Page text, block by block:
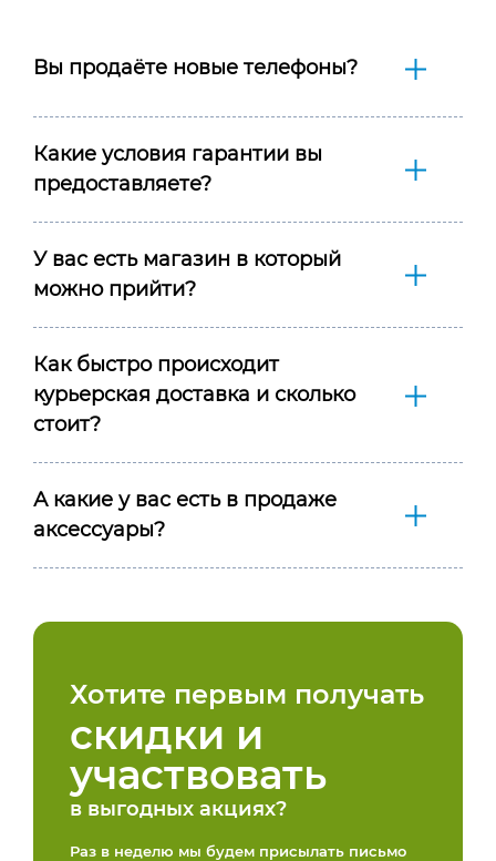
Вы продаёте новые телефоны?
Какие условия гарантии вы
предоставляете?
У вас есть магазин в который
можно прийти?
Как быстро происходит
курьерская доставка и сколько
стоит?
А какие у вас есть в продаже
аксессуары?
Хотите первым получать
скидки и
участвовать
в выгодных акциях?
Раз в неделю мы будем присылать письмо